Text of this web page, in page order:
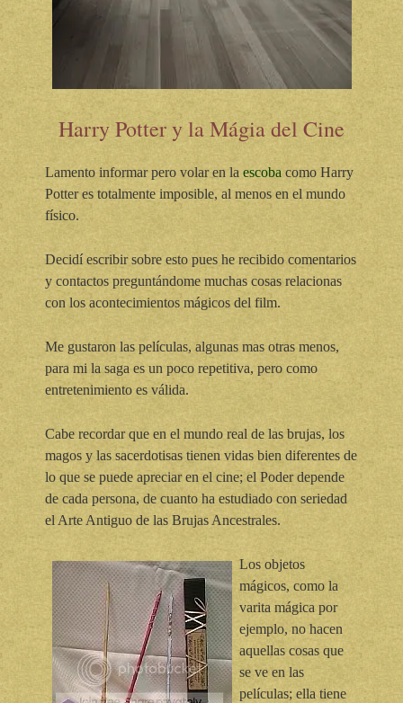
Harry Potter y la Mágia del Cine
Lamento informar pero volar en la escoba como Harry
Potter es totalmente imposible, al menos en el mundo
físico.
Decidí escribir sobre esto pues he recibido comentarios
y contactos preguntándome muchas cosas relacionas
con los acontecimientos mágicos del film.
Me gustaron las películas, algunas mas otras menos,
para mi la saga es un poco repetitiva, pero como
entretenimiento es válida.
Cabe recordar que en el mundo real de las brujas, los
magos y las sacerdotisas tienen vidas bien diferentes de
lo que se puede apreciar en el cine; el Poder depende
de cada persona, de cuanto ha estudiado con seriedad
el Arte Antiguo de las Brujas Ancestrales.
Los objetos
mágicos, como la
varita mágica por
ejemplo, no hacen
aquellas cosas que
se ve en las
películas; ella tiene